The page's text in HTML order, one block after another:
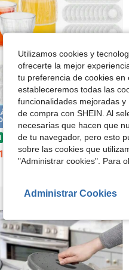
Ahorro de $10.59
-45% 100 piezas Baderke Cubiertas de Scrunchie para bebidas - Cubiertas de plástico desechables a granel para tazas y bebidas - Elásticas (Transparente)
Utilizamos cookies y
ofrecerte la mejor
tu preferencia de cookies en
estableceremos todas las
funcionalidades mejoradas
de compra con SHEIN. Al
necesarias que hacen que
de tu navegador, pero esto
sobre las cookies que
"Administrar cookies". Para
Administrar Cookies